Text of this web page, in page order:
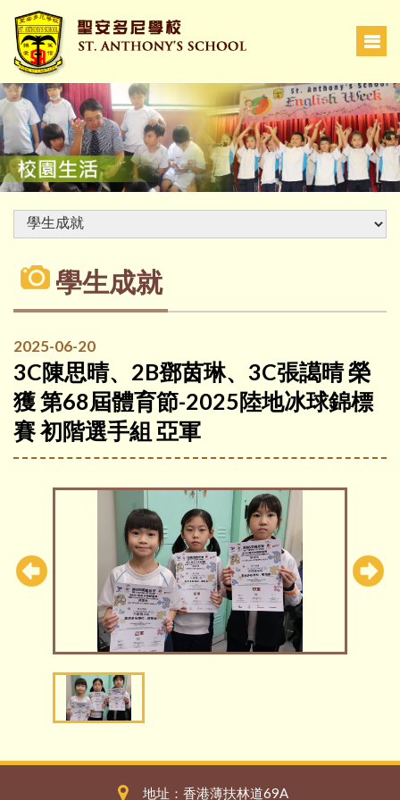
學生成就
2025-06-20
3C陳思晴、2B鄧茵琳、3C張譪晴 榮
獲 第68屆體育節-2025陸地冰球錦標
賽 初階選手組 亞軍
地址：香港薄扶林道69A